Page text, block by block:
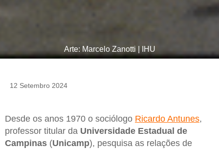
Arte: Marcelo Zanotti | IHU
12 Setembro 2024
Desde os anos 1970 o sociólogo Ricardo Antunes,
professor titular da Universidade Estadual de
Campinas (Unicamp), pesquisa as relações de